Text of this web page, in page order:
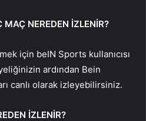
NEREDEN İZLENİR?
için beIN Sports kullanıcısı
ardından Bein
canlı olarak izleyebilirsiniz.
İZLENİR?